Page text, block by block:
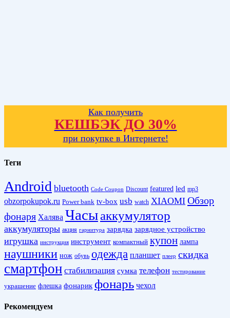
Как получить
КЕШБЭК ДО 30%
при покупке в Интернете!
Теги
Android bluetooth Code Coupon Discount featured led mp3
obzorpokupok.ru Power bank tv-box usb watch XIAOMI Обзор
фонаря Халява Часыаккумулятор
аккумуляторы акция гарнитура зарядка зарядное устройство
игрушка инструкция инструмент компактный купон лампа
наушники нож обувь одежда планшет плеер скидка
смартфон стабилизация сумка телефон тестирование
украшение флешка фонарик фонарь чехол
Рекомендуем